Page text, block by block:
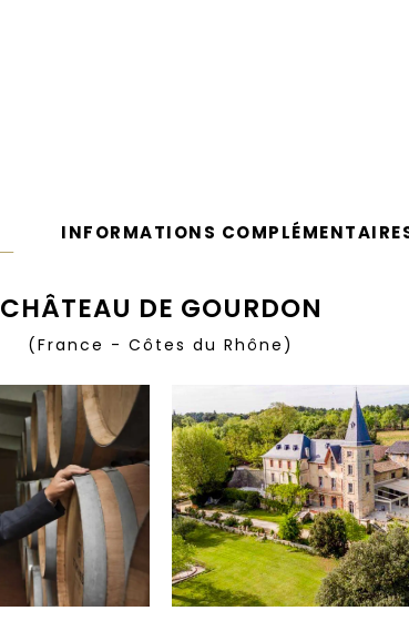
INFORMATIONS
CHÂTEAU DE GOURDON
(France - Côtes du Rhône)